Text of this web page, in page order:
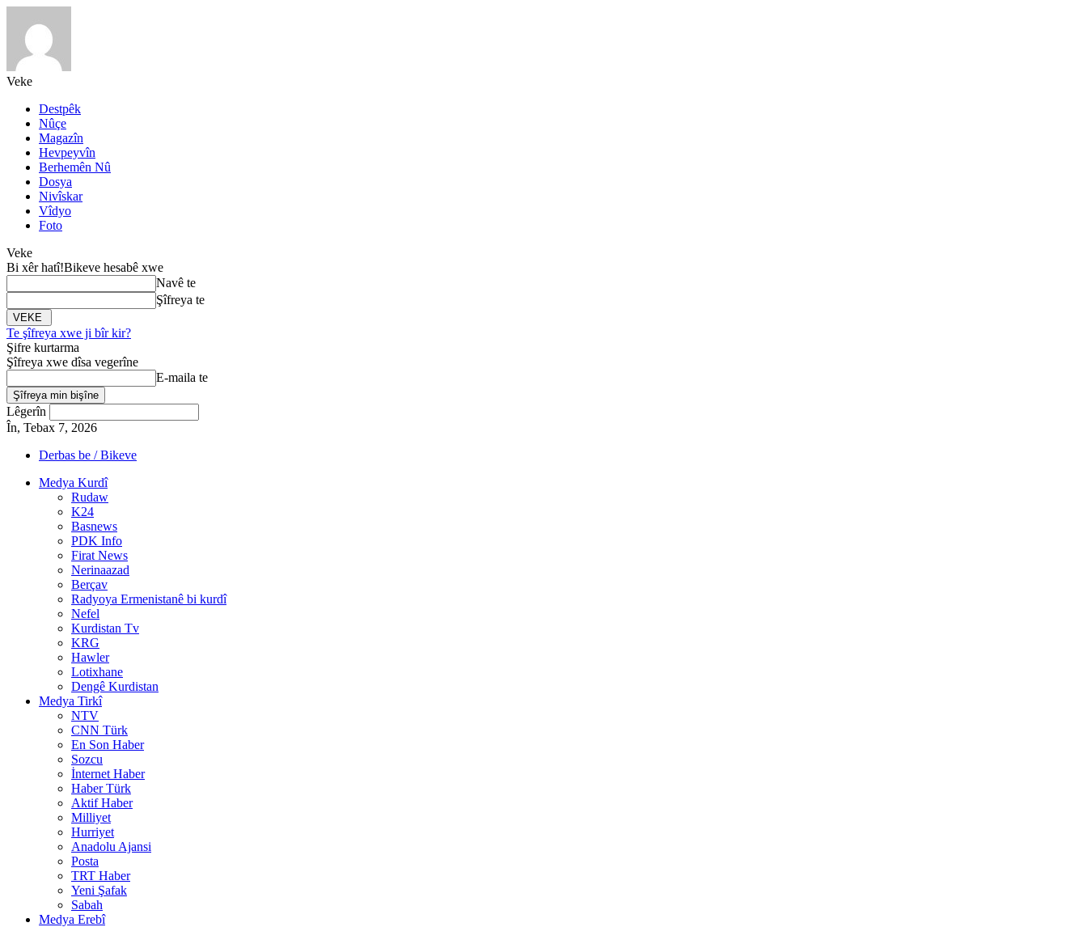
Veke
Destpêk
Nûçe
Magazîn
Hevpeyvîn
Berhemên Nû
Dosya
Nivîskar
Vîdyo
Foto
Veke
Bi xêr hatî!Bikeve hesabê xwe
Navê te
Şîfreya te
Te şîfreya xwe ji bîr kir?
Şifre kurtarma
Şîfreya xwe dîsa vegerîne
E-maila te
Lêgerîn
În, Tebax 7, 2026
Derbas be / Bikeve
Medya Kurdî
Rudaw
K24
Basnews
PDK Info
Firat News
Nerinaazad
Berçav
Radyoya Ermenistanê bi kurdî
Nefel
Kurdistan Tv
KRG
Hawler
Lotixhane
Dengê Kurdistan
Medya Tirkî
NTV
CNN Türk
En Son Haber
Sozcu
İnternet Haber
Haber Türk
Aktif Haber
Milliyet
Hurriyet
Anadolu Ajansi
Posta
TRT Haber
Yeni Şafak
Sabah
Medya Erebî